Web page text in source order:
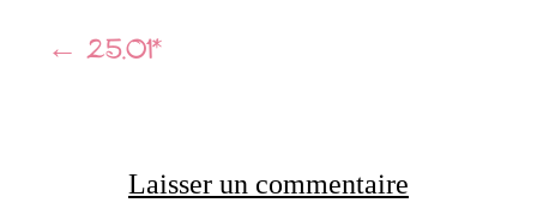
Navigation
← 25.01*
Laisser un commentaire